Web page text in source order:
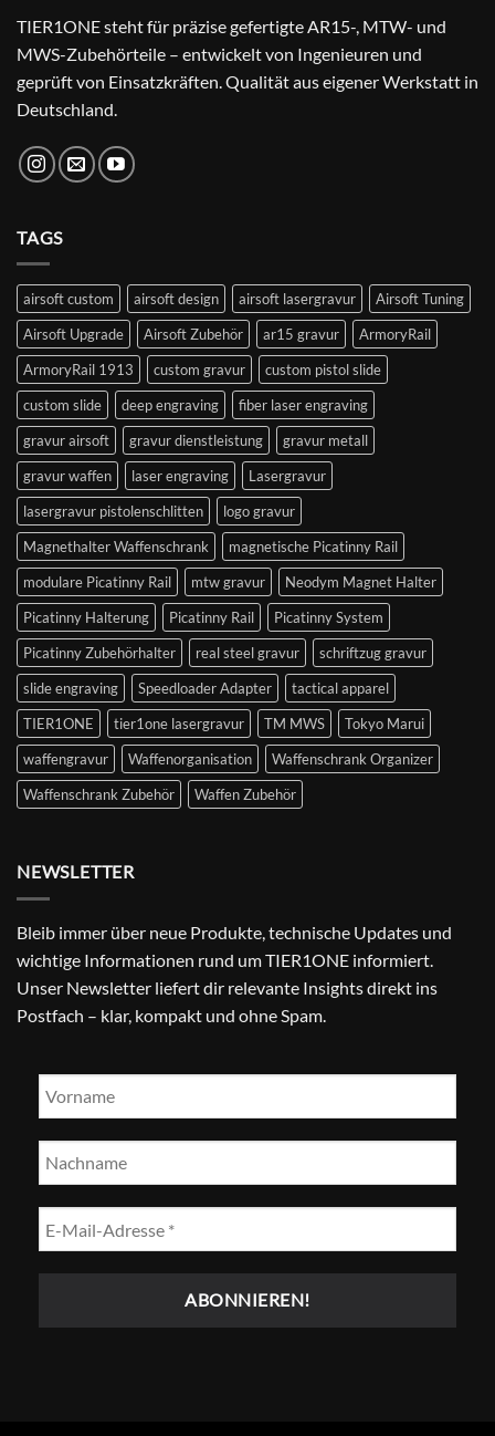
TIER1ONE steht für präzise gefertigte AR15-, MTW- und
MWS-Zubehörteile – entwickelt von Ingenieuren und
geprüft von Einsatzkräften. Qualität aus eigener Werkstatt in
Deutschland.
TAGS
airsoft custom airsoft design airsoft lasergravur
Airsoft Tuning
Airsoft Upgrade
Airsoft Zubehör ar15 gravur
ArmoryRail
ArmoryRail 1913
custom gravur
custom pistol slide
custom slide
deep engraving
fiber laser engraving
gravur airsoft
gravur dienstleistung
gravur metall
gravur waffen
laser engraving
Lasergravur
lasergravur pistolenschlitten
logo gravur
Magnethalter Waffenschrank
magnetische Picatinny Rail
modulare Picatinny Rail
mtw gravur
Neodym Magnet Halter
Picatinny Halterung
Picatinny Rail
Picatinny System
Picatinny Zubehörhalter
real steel gravur
schriftzug gravur
slide engraving
Speedloader Adapter
tactical apparel
TIER1ONE
tier1one lasergravur TM MWS
Tokyo Marui
waffengravur
Waffenorganisation
Waffenschrank Organizer
Waffenschrank Zubehör
Waffen Zubehör
NEWSLETTER
Bleib immer über neue Produkte, technische Updates und
wichtige Informationen rund um TIER1ONE informiert.
Unser Newsletter liefert dir relevante Insights direkt ins
Postfach – klar, kompakt und ohne Spam.